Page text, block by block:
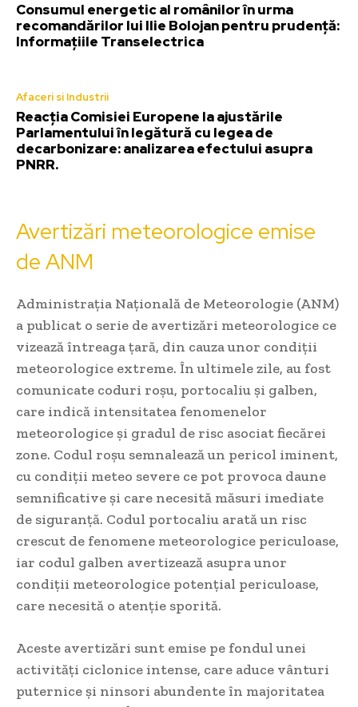
Consumul energetic al românilor în urma
recomandărilor lui Ilie Bolojan pentru prudență:
Informațiile Transelectrica
Afaceri si Industrii
Reacția Comisiei Europene la ajustările
Parlamentului în legătură cu legea de
decarbonizare: analizarea efectului asupra
PNRR.
Avertizări meteorologice emise
de ANM
Administrația Națională de Meteorologie (ANM)
a publicat o serie de avertizări meteorologice ce
vizează întreaga țară, din cauza unor condiții
meteorologice extreme. În ultimele zile, au fost
comunicate coduri roșu, portocaliu și galben,
care indică intensitatea fenomenelor
meteorologice și gradul de risc asociat fiecărei
zone. Codul roșu semnalează un pericol iminent,
cu condiții meteo severe ce pot provoca daune
semnificative și care necesită măsuri imediate
de siguranță. Codul portocaliu arată un risc
crescut de fenomene meteorologice periculoase,
iar codul galben avertizează asupra unor
condiții meteorologice potențial periculoase,
care necesită o atenție sporită.
Aceste avertizări sunt emise pe fondul unei
activități ciclonice intense, care aduce vânturi
puternice și ninsori abundente în majoritatea